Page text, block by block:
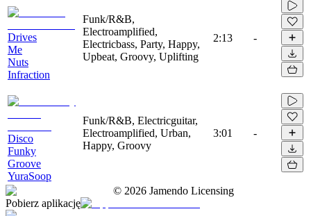
Drives
Me
Nuts
Infraction
Funk/R&B,
Electroamplified,
Electricbass, Party, Happy,
Upbeat, Groovy, Uplifting
2:13 -
Disco
Funky
Groove
YuraSoop
Funk/R&B, Electricguitar,
Electroamplified, Urban,
Happy, Groovy
3:01 -
© 2026 Jamendo Licensing
Pobierz aplikację